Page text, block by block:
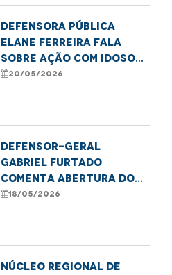
Defensora Pública
Elane Ferreira fala
sobre ação com idosos
do MaraDefs em Balsas
20/05/2026
Defensor-geral
Gabriel Furtado
comenta abertura do
MaraDefs 2026 com
18/05/2026
NÚCLEO REGIONAL DE